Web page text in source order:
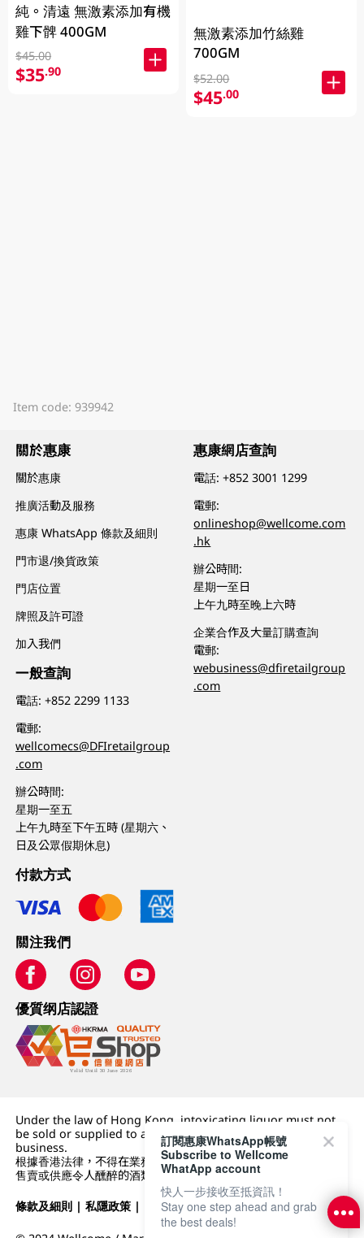
純。清遠 無激素添加有機
雞下髀 400GM
$45.00
$35.90
無激素添加竹絲雞
700GM
$52.00
$45.00
Item code: 939942
關於惠康
關於惠康
推廣活動及服務
惠康 WhatsApp 條款及細則
門市退/換貨政策
門店位置
牌照及許可證
加入我們
一般查詢
電話:+852 2299 1133
電郵:
wellcomecs@DFIretailgroup
.com
辦公時間:
星期一至五
上午九時至下午五時 (星期六、
日及公眾假期休息)
惠康網店查詢
電話:+852 3001 1299
電郵:
onlineshop@wellcome.com
.hk
辦公時間:
星期一至日
上午九時至晚上六時
企業合作及大量訂購查詢
電郵:
webusiness@dfiretailgroup
.com
付款方式
關注我們
優質纲店認證
Under the law of Hong Kong, intoxicating liquor must not
be sold or supplied to a minor (under 18) in the course of
business.
根據香港法律，不得在業務過程中，向未成年人 (18 歲以下人士)
售賣或供應令人醺醉的酒類。
條款及細則 |私隱政策 | DFI零售集團
訂閱惠康WhatsApp帳號
Subscribe to Wellcome
WhatApp account
快人一步接收至抵資訊！
Stay one step ahead and grab
the best deals!